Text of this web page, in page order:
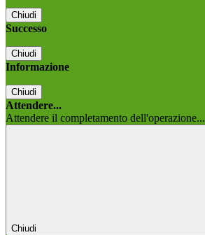
Chiudi
Successo
Chiudi
Informazione
Chiudi
Attendere...
Attendere il completamento dell'operazione...
Chiudi